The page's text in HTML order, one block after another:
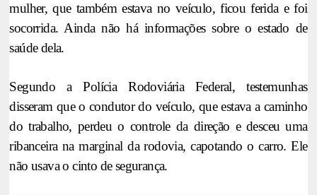
mulher, que também estava no veículo, ficou ferida e foi
socorrida. Ainda não há informações sobre o estado de
saúde dela.
Segundo a Polícia Rodoviária Federal, testemunhas
disseram que o condutor do veículo, que estava a caminho
do trabalho, perdeu o controle da direção e desceu uma
ribanceira na marginal da rodovia, capotando o carro. Ele
não usava o cinto de segurança.